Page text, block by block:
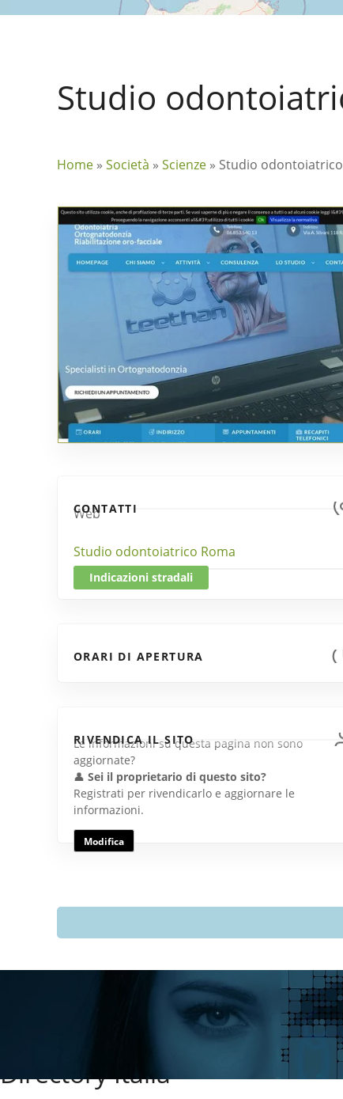
Studio
Home » Società » Scienze » Studio
CONTATTI
Web
Studio odontoiatrico Roma
Indicazioni stradali
ORARI DI APERTURA
RIVENDICA IL SITO
Le informazioni su questa pagina non sono
aggiornate?
👤 Sei il proprietario di questo sito?
Registrati per rivendicarlo e aggiornare le
informazioni.
Modifica
Directory Italia